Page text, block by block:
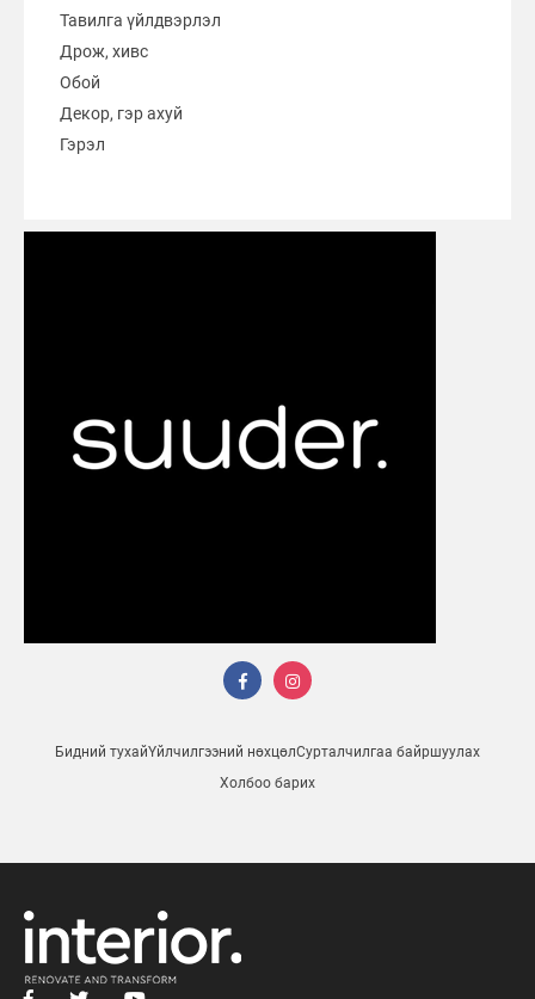
Тавилга үйлдвэрлэл
Дрож, хивс
Обой
Декор, гэр ахуй
Гэрэл
Бидний тухайҮйлчилгээний нөхцөлСурталчилгаа байршуулах
Холбоо барих